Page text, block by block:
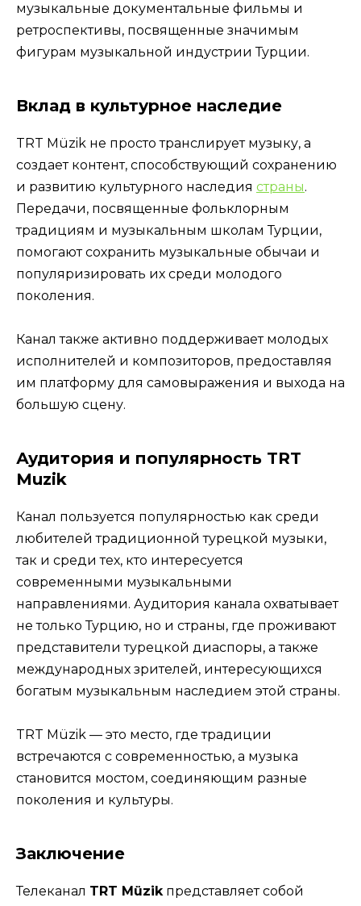
музыкальные документальные фильмы и
ретроспективы, посвященные значимым
фигурам музыкальной индустрии Турции.
Вклад в культурное наследие
TRT Müzik не просто транслирует музыку, а
создает контент, способствующий сохранению
и развитию культурного наследия страны.
Передачи, посвященные фольклорным
традициям и музыкальным школам Турции,
помогают сохранить музыкальные обычаи и
популяризировать их среди молодого
поколения.
Канал также активно поддерживает молодых
исполнителей и композиторов, предоставляя
им платформу для самовыражения и выхода на
большую сцену.
Аудитория и популярность TRT
Muzik
Канал пользуется популярностью как среди
любителей традиционной турецкой музыки,
так и среди тех, кто интересуется
современными музыкальными
направлениями. Аудитория канала охватывает
не только Турцию, но и страны, где проживают
представители турецкой диаспоры, а также
международных зрителей, интересующихся
богатым музыкальным наследием этой страны.
TRT Müzik — это место, где традиции
встречаются с современностью, а музыка
становится мостом, соединяющим разные
поколения и культуры.
Заключение
Телеканал TRT Müzikпредставляет собой